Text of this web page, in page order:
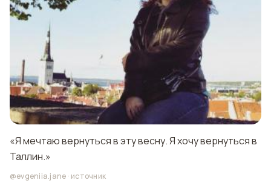
«Я мечтаю вернуться в эту весну. Я хочу вернуться в
Таллин.»
@evgeniia.jane · источник